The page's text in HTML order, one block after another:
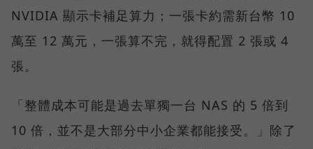
NVIDIA 顯示卡補足算力；一張卡約需新台幣 10
萬至 12 萬元，一張算不完，就得配置 2 張或 4
張。
「整體成本可能是過去單獨一台 NAS 的 5 倍到
10 倍，並不是大部分中小企業都能接受。」除了